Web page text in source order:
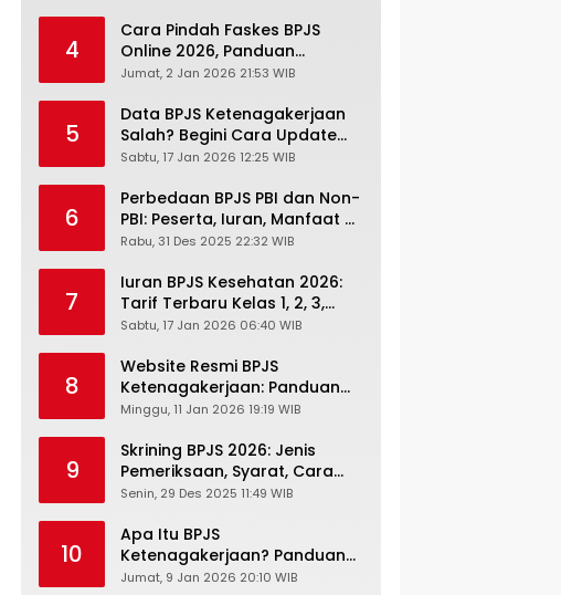
4
Cara Pindah Faskes BPJS
Online 2026, Panduan
Lengkap via Mobile JKN,
Cabang
Jumat, 2 Jan 2026 21:53 WIB
5
Data BPJS Ketenagakerjaan
Salah? Begini Cara Update
Rekening, Alamat, HP di JMO
Sabtu, 17 Jan 2026 12:25 WIB
6
Perbedaan BPJS PBI dan Non-
PBI: Peserta, Iuran, Manfaat &
Masa Berlaku Terbaru 2026
Rabu, 31 Des 2025 22:32 WIB
7
Iuran BPJS Kesehatan 2026:
Tarif Terbaru Kelas 1, 2, 3,
Cara Bayar, Denda &
JKN-KIS
Sabtu, 17 Jan 2026 06:40 WIB
8
Website Resmi BPJS
Ketenagakerjaan: Panduan
Lengkap Akses dan Fitur
Minggu, 11 Jan 2026 19:19 WIB
9
Skrining BPJS 2026: Jenis
Pemeriksaan, Syarat, Cara
Daftar & Cek Riwayat
Senin, 29 Des 2025 11:49 WIB
10
Apa Itu BPJS
Ketenagakerjaan? Panduan
Lengkap untuk Pekerja dan
Jumat, 9 Jan 2026 20:10 WIB